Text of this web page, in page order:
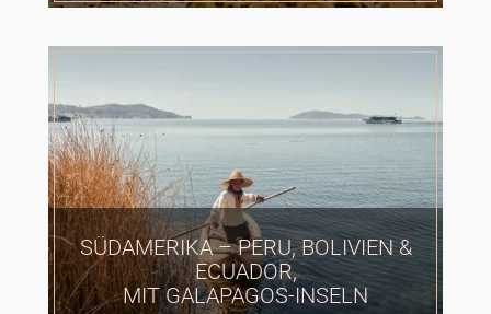
SÜDAMERIKA – PERU, BOLIVIEN &
ECUADOR,
MIT GALAPAGOS-INSELN